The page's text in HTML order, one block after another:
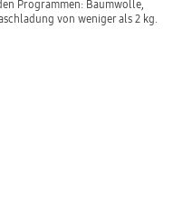
Programmen: Baumwolle,
von weniger als 2 kg.